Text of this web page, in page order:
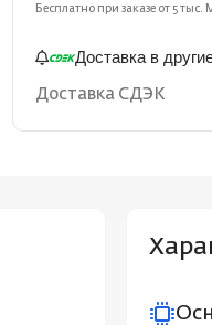
Бесплатно при заказе от 5 тыс.
Доставка в
Доставка СДЭК